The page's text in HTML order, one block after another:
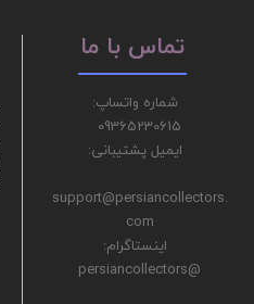
شماره واتساپ:
09365230615
ایمیل پشتیبانی:
support@persiancollectors.
com
اینستاگرام:
@persiancollectors
تماس با ما